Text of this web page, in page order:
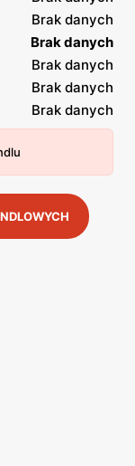
Brak danych
Brak danych
Brak danych
Brak danych
Brak danych